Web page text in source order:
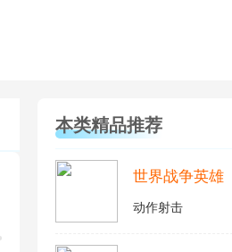
本类精品推荐
世界战争英雄
动作射击